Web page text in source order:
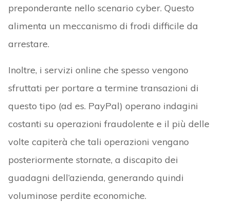
preponderante nello scenario cyber. Questo
alimenta un meccanismo di frodi difficile da
arrestare.
Inoltre, i servizi online che spesso vengono
sfruttati per portare a termine transazioni di
questo tipo (ad es. PayPal) operano indagini
costanti su operazioni fraudolente e il più delle
volte capiterà che tali operazioni vengano
posteriormente stornate, a discapito dei
guadagni dell’azienda, generando quindi
voluminose perdite economiche.